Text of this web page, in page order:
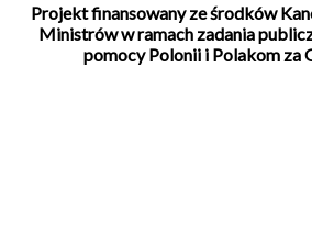
Projekt finansowany ze środków
Ministrów w ramach zadania
pomocy Polonii i Polakom za